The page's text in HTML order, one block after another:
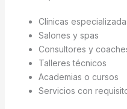
Clínicas
Salones y spas
Consultores y
Talleres técnicos
Academias o cursos
Servicios con